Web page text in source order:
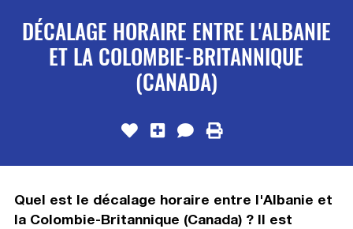
DÉCALAGE HORAIRE ENTRE L'ALBANIE
ET LA COLOMBIE-BRITANNIQUE
(CANADA)
Quel est le décalage horaire entre l'Albanie et
la Colombie-Britannique (Canada) ? Il est